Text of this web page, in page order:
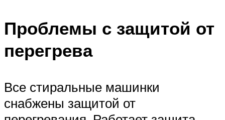
Проблемы с защитой от
перегрева
Все стиральные машинки
снабжены защитой от